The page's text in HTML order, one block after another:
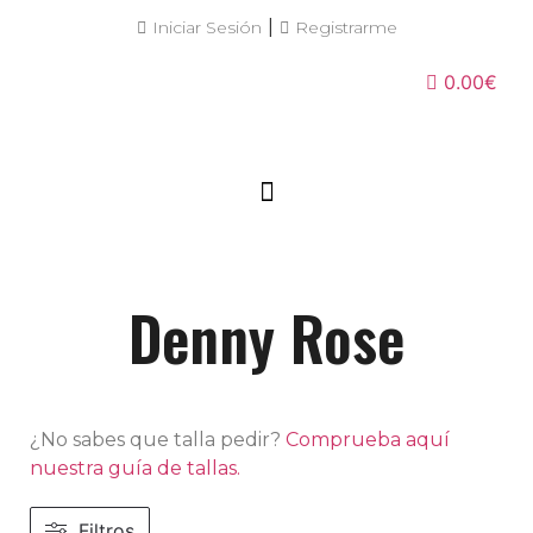
Iniciar Sesión Registrarme
0.00€
Denny Rose
¿No sabes que talla pedir? Comprueba aquí
nuestra guía de tallas.